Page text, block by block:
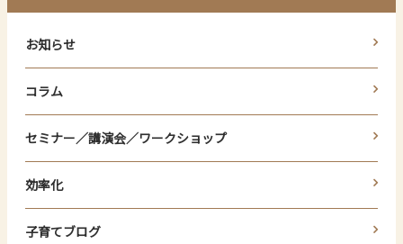
お知らせ
コラム
セミナー／講演会／ワークショップ
効率化
子育てブログ